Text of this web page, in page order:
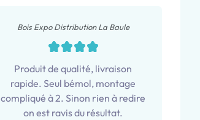
Bois Expo Distribution La Baule
Produit de qualité, livraison
rapide. Seul bémol, montage
compliqué à 2. Sinon rien à redire
on est ravis du résultat.